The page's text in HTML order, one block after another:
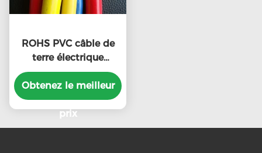
ROHS PVC câble de
terre électrique
UL1007 24AWG 300V
avec certificat UL
Obtenez le meilleur
prix